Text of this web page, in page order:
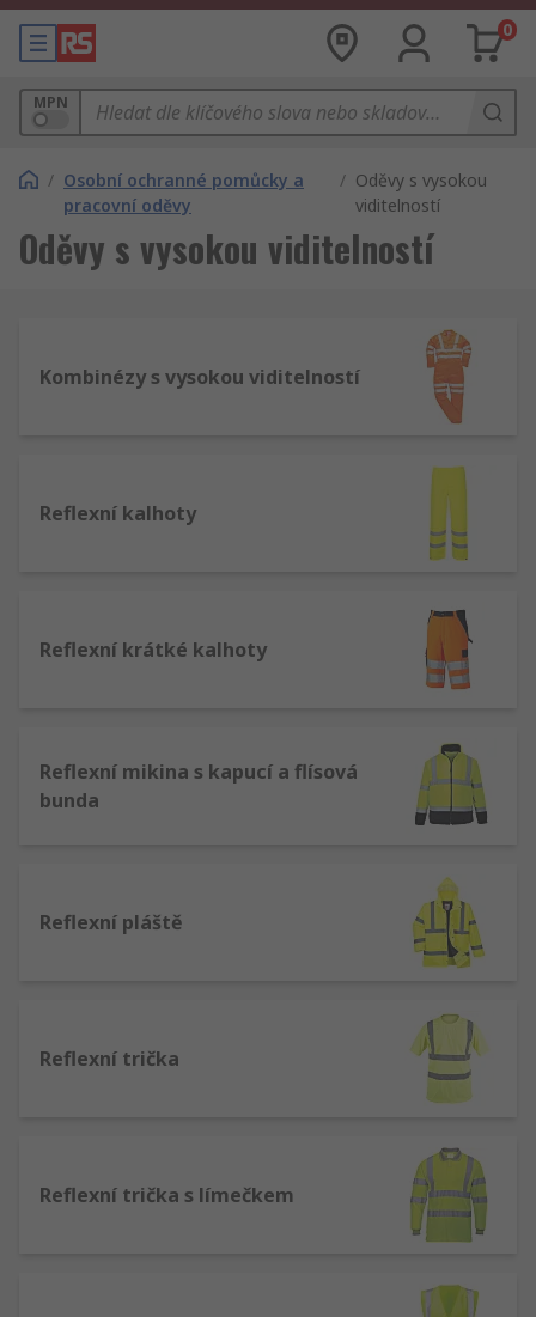
0
MPN
/ Osobní ochranné pomůcky a
pracovní oděvy
/ Oděvy s vysokou
viditelností
Oděvy s vysokou viditelností
Kombinézy s vysokou viditelností
Reflexní kalhoty
Reflexní krátké kalhoty
Reflexní mikina s kapucí a flísová
bunda
Reflexní pláště
Reflexní trička
Reflexní trička s límečkem